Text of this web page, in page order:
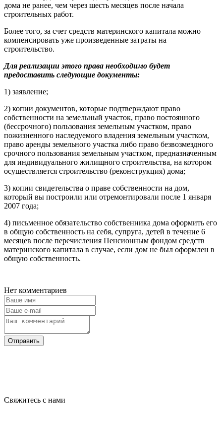
дома не ранее, чем через шесть месяцев после начала
строительных работ.
Более того, за счет средств материнского капитала можно
компенсировать уже произведенные затраты на
строительство.
Для реализации этого права необходимо будет
предоставить следующие документы:
1) заявление;
2) копии документов, которые подтверждают право
собственности на земельный участок, право постоянного
(бессрочного) пользования земельным участком, право
пожизненного наследуемого владения земельным участком,
право аренды земельного участка либо право безвозмездного
срочного пользования земельным участком, предназначенным
для индивидуального жилищного строительства, на котором
осуществляется строительство (реконструкция) дома;
3) копии свидетельства о праве собственности на дом,
который вы построили или отремонтировали после 1 января
2007 года;
4) письменное обязательство собственника дома оформить его
в общую собственность на себя, супруга, детей в течение 6
месяцев после перечисления Пенсионным фондом средств
материнского капитала в случае, если дом не был оформлен в
общую собственность.
Нет комментариев
Отправить
Свяжитесь с нами